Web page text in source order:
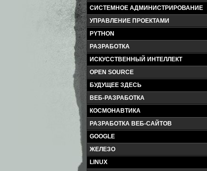
СИСТЕМНОЕ АДМИНИСТРИРОВАНИЕ
УПРАВЛЕНИЕ ПРОЕКТАМИ
PYTHON
РАЗРАБОТКА
ИСКУССТВЕННЫЙ ИНТЕЛЛЕКТ
OPEN SOURCE
БУДУЩЕЕ ЗДЕСЬ
ВЕБ-РАЗРАБОТКА
КОСМОНАВТИКА
РАЗРАБОТКА ВЕБ-САЙТОВ
GOOGLE
ЖЕЛЕЗО
LINUX